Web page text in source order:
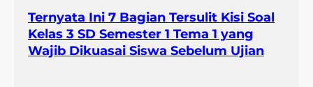
Ternyata Ini 7 Bagian Tersulit Kisi Soal
Kelas 3 SD Semester 1 Tema 1 yang
Wajib Dikuasai Siswa Sebelum Ujian